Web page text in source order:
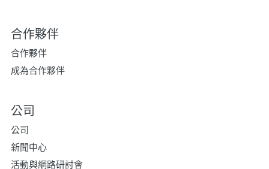
合作夥伴
合作夥伴
成為合作夥伴
公司
公司
新聞中心
活動與網路研討會